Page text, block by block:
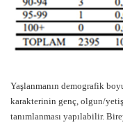
Yaşlanmanın demografik
karakterinin genç, olgun/
tanımlanması yapılabilir.